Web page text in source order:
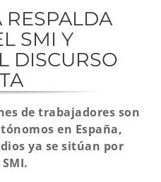
RESPALDA
SMI Y
DISCURSO
de trabajadores son
en España,
ya se sitúan por